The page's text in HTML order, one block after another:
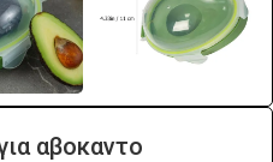
αβοκαντο